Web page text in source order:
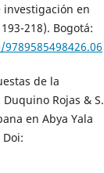
investigación en
218). Bogotá:
de la
Rojas & S.
en Abya Yala